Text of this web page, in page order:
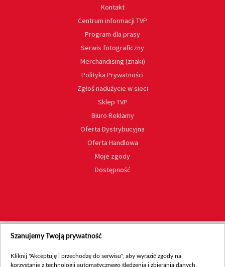
Kontakt
Centrum informacji TVP
Program dla prasy
Serwis fotograficzny
Merchandising (znaki)
Polityka Prywatności
Zgłoś nadużycie w sieci
Sklep TVP
Biuro Reklamy
Oferta Dystrybucyjna
Oferta Handlowa
Moje zgody
Dostępność
Szanujemy Twoją prywatność
Kliknij "Akceptuję i przechodzę do serwisu", aby wyrazić zgody na
korzystanie z technologii automatycznego śledzenia i zbierania danych,